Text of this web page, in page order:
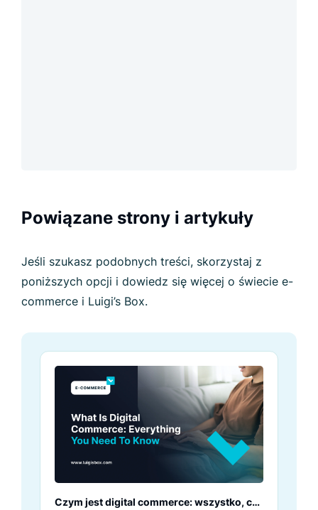
Powiązane strony i artykuły
Jeśli szukasz podobnych treści, skorzystaj z
poniższych opcji i dowiedz się więcej o świecie e-
commerce i Luigi’s Box.
Czym jest digital commerce: wszystko, co